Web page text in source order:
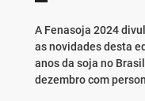
A Fenasoja 2024
as novidades desta
anos da soja no
dezembro com